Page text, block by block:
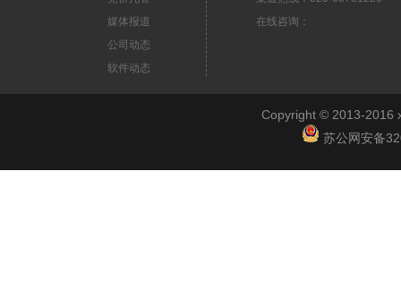
媒体报道
公司动态
软件动态
在线咨询：
Copyright © 2013-2016
苏公网安备